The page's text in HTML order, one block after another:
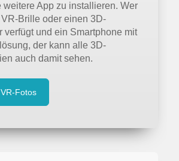
weitere App zu installieren. Wer
Brille oder einen 3D-
verfügt und ein Smartphone mit
der kann alle 3D-
auch damit sehen.
Fotos